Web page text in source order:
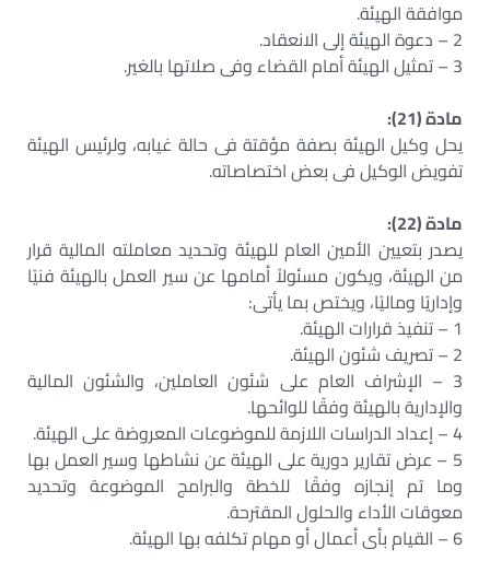
موافقة الهيئة.
2 – دعوة الهيئة إلى الانعقاد.
3 – تمثيل الهيئة أمام القضاء وفى صلاتها بالغير.
مادة (21):
يحل وكيل الهيئة بصفة مؤقتة فى حالة غيابه، ولرئيس الهيئة
تفويض الوكيل فى بعض اختصاصاته.
مادة (22):
يصدر بتعيين الأمين العام للهيئة وتحديد معاملته المالية قرار
من الهيئة، ويكون مسئولاً أمامها عن سير العمل بالهيئة فنيًا
وإداريًا وماليًا، ويختص بما يأتى:
1 – تنفيذ قرارات الهيئة.
2 – تصريف شئون الهيئة.
3 – الإشراف العام على شئون العاملين، والشئون المالية
والإدارية بالهيئة وفقًا للوائحها.
4 – إعداد الدراسات اللازمة للموضوعات المعروضة على الهيئة.
5 – عرض تقارير دورية على الهيئة عن نشاطها وسير العمل بها
وما تم إنجازه وفقًا للخطة والبرامج الموضوعة وتحديد
معوقات الأداء والحلول المقترحة.
6 – القيام بأى أعمال أو مهام تكلفه بها الهيئة.